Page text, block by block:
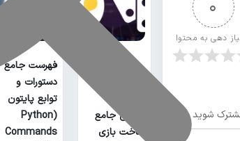
0
دهی به محتوا
شوید
آموزش جامع
ساخت بازی
فهرست جامع
دستورات و
توابع پایتون
(Python
Commands